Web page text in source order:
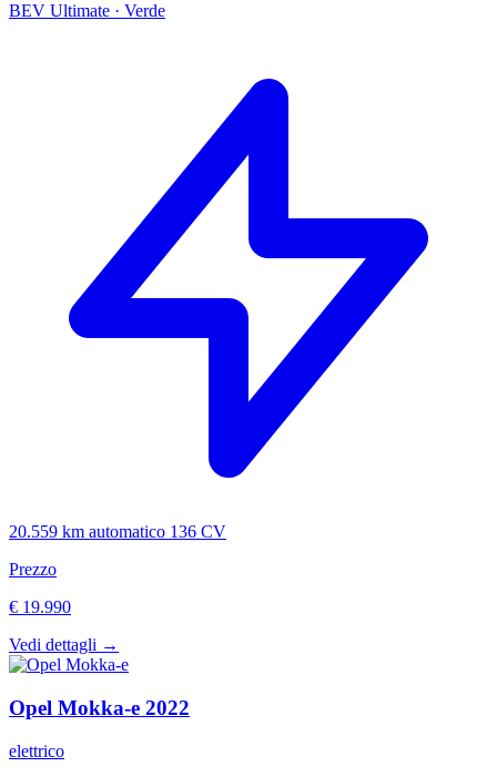
BEV Ultimate · Verde
20.559 km automatico 136 CV
Prezzo
€ 19.990
Vedi dettagli →
Opel Mokka-e 2022
elettrico